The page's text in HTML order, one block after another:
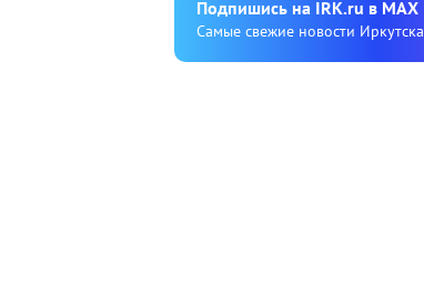
Подпишиcь на IRK.ru в MAX
Cамые свежие новости Иркутска